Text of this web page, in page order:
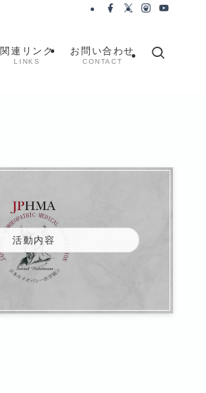
関連リンク
LINKS
お問い合わせ
CONTACT
活動内容